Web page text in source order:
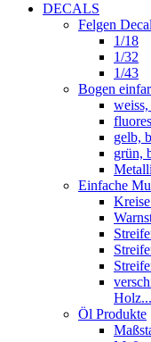
DECALS
Felgen
1/18
1/32
1/43
Bogen
gelb,
grün,
Einfache
Öl Produkte